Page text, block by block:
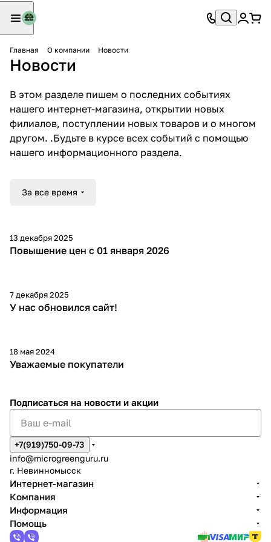
Главная О компании Новости
Новости
В этом разделе пишем о последних событиях
нашего интернет-магазина, открытии новых
филиалов, поступлении новых товаров и о многом
другом. .Будьте в курсе всех событий с помощью
нашего информационного раздела.
За все время
13 декабря 2025
Повышение цен с 01 января 2026
7 декабря 2025
У нас обновился сайт!
18 мая 2024
Уважаемые покупатели
Подписаться на новости и акции
+7(919)750-09-73
info@microgreenguru.ru
г. Невинномысск
Интернет-магазин
Компания
Информация
Помощь